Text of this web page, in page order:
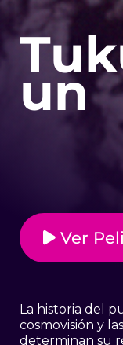
un
Ver
La historia del
cosmovisión y
determinan su